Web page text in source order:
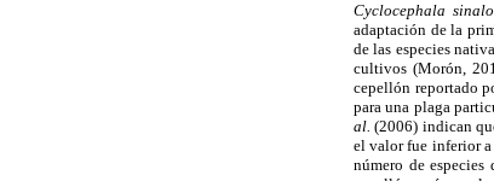
Cyclocephala
adaptación de la
de las especies
cultivos (Morón,
cepellón reportado
para una plaga
al. (2006) indican
el valor fue inferior a
número de especies